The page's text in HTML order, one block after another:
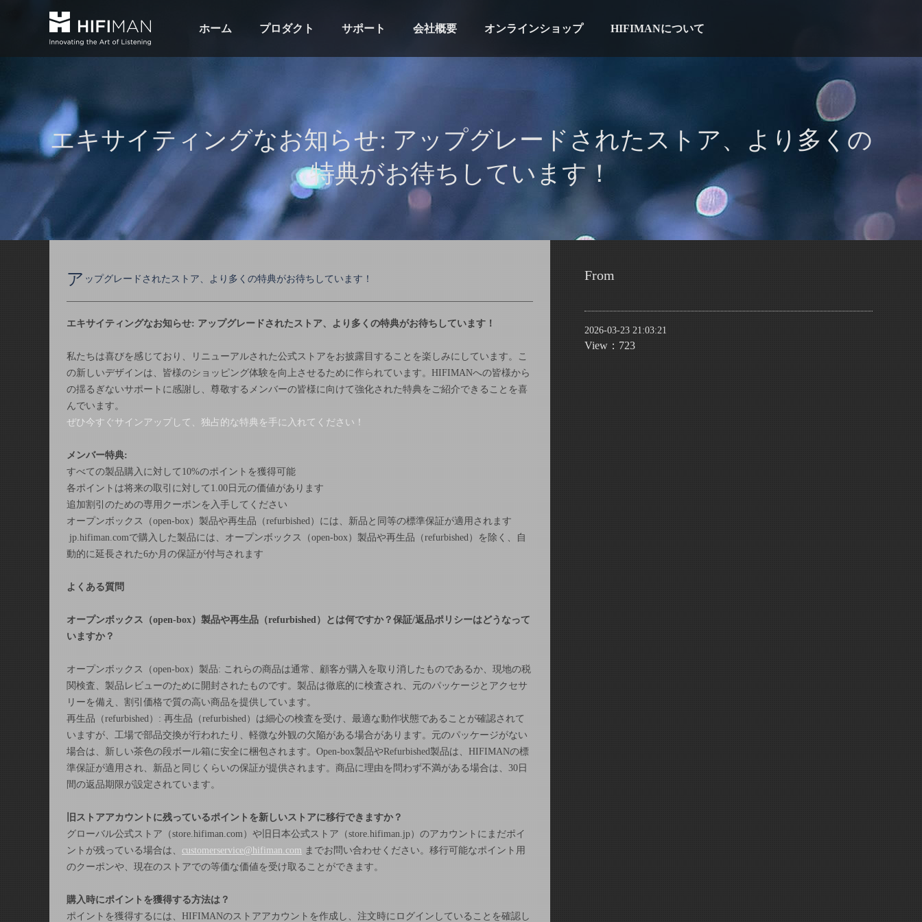
ホーム プロダクト サポート 会社概要 オンラインショップ HIFIMANについて
エキサイティングなお知らせ: アップグレードされたストア、より多くの
特典がお待ちしています！
ア ップグレードされたストア、より多くの特典がお待ちしています！
エキサイティングなお知らせ: アップグレードされたストア、より多くの特典がお待ちしています！
私たちは喜びを感じており、リニューアルされた公式ストアをお披露目することを楽しみにしています。こ
の新しいデザインは、皆様のショッピング体験を向上させるために作られています。 HIFIMANへの皆様から
の揺るぎないサポートに感謝し、尊敬するメンバーの皆様に向けて強化された特典をご紹介できることを喜
んでいます。
ぜひ今すぐサインアップして 、独占的な特典を手に入れてください！
メンバー特典:
すべての製品購入に対して10%のポイントを獲得可能
各ポイントは将来の取引に対して 1.00 日元の価値があります
追加割引のための専用クーポンを入手してください
オープンボックス（open-box）製品や再生品（refurbished） には、新品と同等の標準保証が適用されます
jp.hifiman.comで購入した製品には、 オープンボックス（open-box）製品や再生品（refurbished）
を除く、自
動的に延長された6か月の保証が付与されます
よくある質問
オープンボックス （open-box） 製品や再生品 （refurbished） とは何ですか？保証/返品ポリシーはどうなって
いますか？
オープンボックス（open-box）製品: これらの商品は通常、顧客が購入を取り消したものであるか、現地の税
関検査、製品レビューのために開封されたものです。製品は徹底的に検査され、元のパッケージとアクセサ
リーを備え、割引価格で質の高い商品を提供しています。
再生品（refurbished）: 再生品（refurbished） は細心の検査を受け、最適な動作状態であることが確認されて
いますが、工場で部品交換が行われたり、軽微な外観の欠陥がある場合があります。元のパッケージがない
場合は、新しい茶色の段ボール箱に安全に梱包されます。 Open-box製品やRefurbished製品は、 HIFIMANの標
準保証が適用され、新品と同じくらいの保証が提供されます。商品に理由を問わず不満がある場合は、 30 日
間の返品期限が設定されています。
旧ストアアカウントに残っているポイントを新しいストアに移行できますか？
グローバル公式ストア（store.hifiman.com）や旧日本公式ストア（store.hifiman.jp）のアカウントにまだポイ
ントが残っている場合は、 customerservice@hifiman.com までお問い合わせください。移行可能なポイント用
のクーポンや、現在のストアでの等価な価値を受け取ることができます。
購入時にポイントを獲得する方法は？
ポイントを獲得するには、 HIFIMANのストアアカウントを作成し、注文時にログインしていることを確認し
From
2026-03-23 21:03:21
View：723